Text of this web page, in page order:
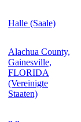
Halle (Saale)
Alachua County,
Gainesville,
FLORIDA
(Vereinigte
Staaten)